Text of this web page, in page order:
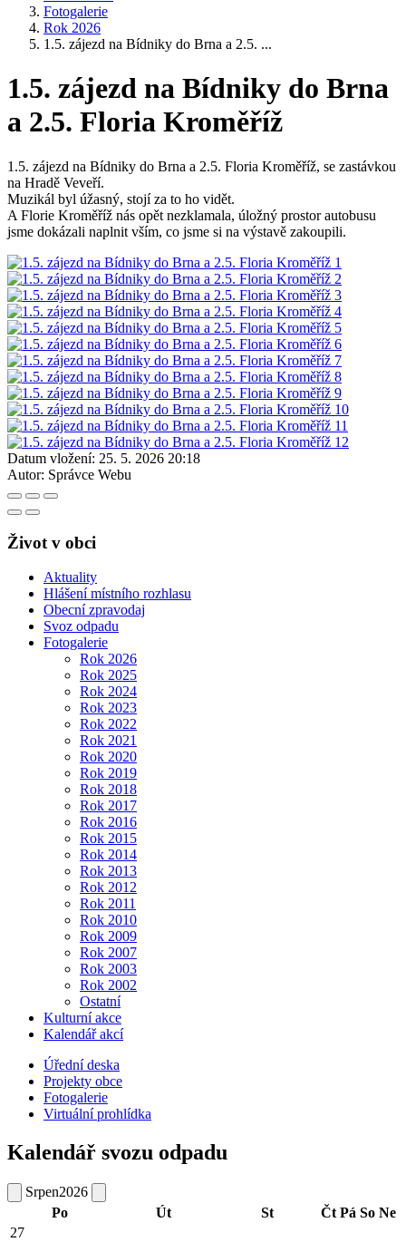
Fotogalerie
Rok 2026
1.5. zájezd na Bídniky do Brna a 2.5. ...
1.5. zájezd na Bídniky do Brna
a 2.5. Floria Kroměříž
1.5. zájezd na Bídniky do Brna a 2.5. Floria Kroměříž, se zastávkou
na Hradě Veveří.
Muzikál byl úžasný, stojí za to ho vidět.
A Florie Kroměříž nás opět nezklamala, úložný prostor autobusu
jsme dokázali naplnit vším, co jsme si na výstavě zakoupili.
Datum vložení: 25. 5. 2026 20:18
Autor: Správce Webu
Život v obci
Aktuality
Hlášení místního rozhlasu
Obecní zpravodaj
Svoz odpadu
Fotogalerie
Rok 2026
Rok 2025
Rok 2024
Rok 2023
Rok 2022
Rok 2021
Rok 2020
Rok 2019
Rok 2018
Rok 2017
Rok 2016
Rok 2015
Rok 2014
Rok 2013
Rok 2012
Rok 2011
Rok 2010
Rok 2009
Rok 2007
Rok 2003
Rok 2002
Ostatní
Kulturní akce
Kalendář akcí
Úřední deska
Projekty obce
Fotogalerie
Virtuální prohlídka
Kalendář svozu odpadu
Srpen2026
Po
Út St Čt Pá So Ne
27